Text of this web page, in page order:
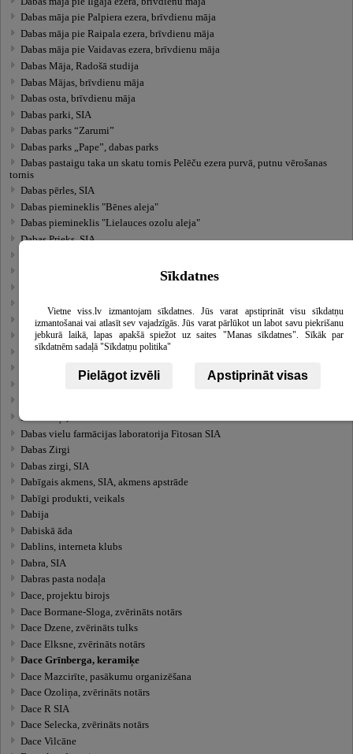
Dabas māja pie Palpiera ezera, brīvdienu māja
Dabas māja pie Raipala ezera, brīvdienu māja
Dabas māja pie Vaidavas ezera, brīvdienu māja
Dabas Māja, Radošā studija
Dabas Mājas, brīvdienu māja
Dabas osta, brīvdienu māja
Dabas parki, SIA
Dabas parks “Zarumi”
Dabas parks „Pape”, dabas parks
Dabas pastaigu taka un skatu tornis Pelēču ezera purvā, putnu vērošanas
tornis
Dabas pērles, SIA
Dabas piemineklis "Bēnes aleja"
Dabas piemineklis "Lielauces ozolu aleja"
Dabas Prieks, SIA
Dabas studija Teiči, brīvdienu māja
Dabas taka
Dabas taka “Ventas ieleja”
Dabas taka Koknesē, dabas taka
Dabas toņi, veikals
Dabas vielu farmācijas laboratorija Fitosan SIA
Dabas Zirgi
Dabas zirgi, SIA
Dabīgais akmens, SIA, akmens apstrāde
Dabīgi produkti, veikals
Dabija
Dabiskā āda
Dablins, interneta klubs
Dabra, SIA
Dabras pasta nodaļa
Dace, projektu birojs
Dace Bormane-Sloga, zvērināts notārs
Dace Dzene, zvērināts tulks
Dace Elksne, zvērināts notārs
Dace Grīnberga, keramiķe
Dace Mazcirīte, pasākumu organizēšana
Dace Ozoliņa, zvērināts notārs
Dace R SIA
Dace Selecka, zvērināts notārs
Dace Vilcāne
Sīkdatnes
Vietne viss.lv izmantojam sīkdatnes. Jūs varat apstiprināt visu sīkdatņu
izmantošanai vai atlasīt sev vajadzīgās. Jūs varat pārlūkot un labot savu piekrišanu
jebkurā laikā, lapas apakšā spiežot uz saites "Manas sīkdatnes". Sīkāk par
sīkdatnēm sadaļā "Sīkdatņu politika"
Pielāgot izvēli Apstiprināt visas